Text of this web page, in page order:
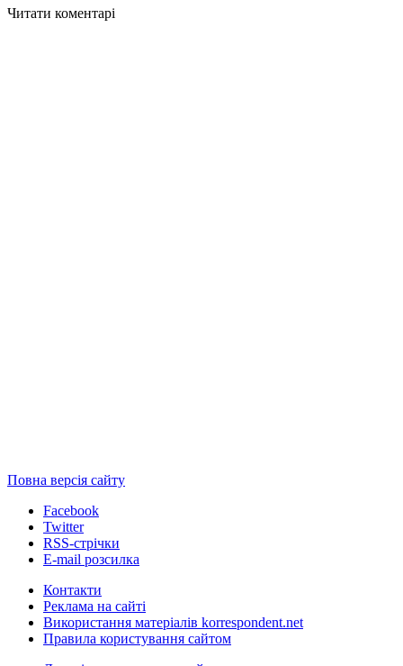
Читати коментарі
Повна версія сайту
Facebook
Twitter
RSS-стрічки
E-mail розсилка
Контакти
Реклама на сайті
Використання матеріалів korrespondent.net
Правила користування сайтом